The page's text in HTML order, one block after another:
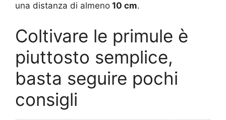
una distanza di almeno 10 cm.
Coltivare le primule è
piuttosto semplice,
basta seguire pochi
consigli